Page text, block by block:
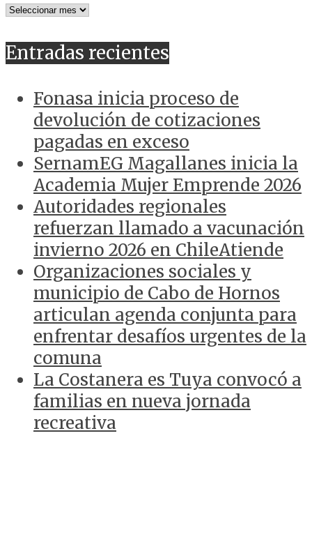
NOTICIAS
Entradas recientes
Fonasa inicia proceso de
devolución de cotizaciones
pagadas en exceso
SernamEG Magallanes inicia la
Academia Mujer Emprende 2026
Autoridades regionales
refuerzan llamado a vacunación
invierno 2026 en ChileAtiende
Organizaciones sociales y
municipio de Cabo de Hornos
articulan agenda conjunta para
enfrentar desafíos urgentes de la
comuna
La Costanera es Tuya convocó a
familias en nueva jornada
recreativa